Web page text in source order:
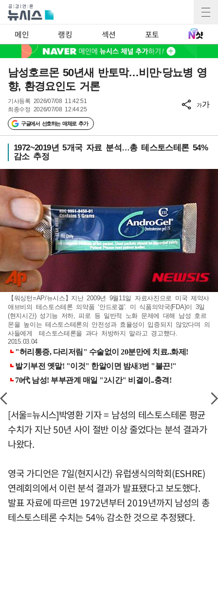
메인 랭킹 섹션 포토
남성호르몬 50년새 반토막…비만·당뇨병 영
향, 환경요인도 거론
기사등록 2026/07/08 11:42:51
최종수정 2026/07/08 12:44:25
구글에서 선호하는 매체로 추가
가가
1972~2019년 5개국 자료 분석…총 테스토스테론 54%
감소 추정
【워싱턴=AP/뉴시스】지난 2009년 9월11일 자료사진으로 미국 제약사
애브비의 테스토스테론 의약품 ‘안드로겔'. 미 식품의약국(FDA)이 3일
(현지시간) 성기능 저하, 피로 등 일반적 노화 문제에 대해 남성 호르
몬을 높이는 테스토스테론의 안전성과 효율성이 입증되지 않았다며 의
사들에게 테스토스테론을 과다 처방하지 말라고 경고했다.
2015.03.04
[서울=뉴시스]박영환 기자 = 남성의 테스토스테론 평균
수치가 지난 50년 사이 절반 이상 줄었다는 분석 결과가
나왔다.
영국 가디언은 7일(현지시간) 유럽생식의학회(ESHRE)
연례회의에서 이런 분석 결과가 발표됐다고 보도했다.
발표 자료에 따르면 1972년부터 2019년까지 남성의 총
테스토스테론 수치는 54% 감소한 것으로 추정됐다.